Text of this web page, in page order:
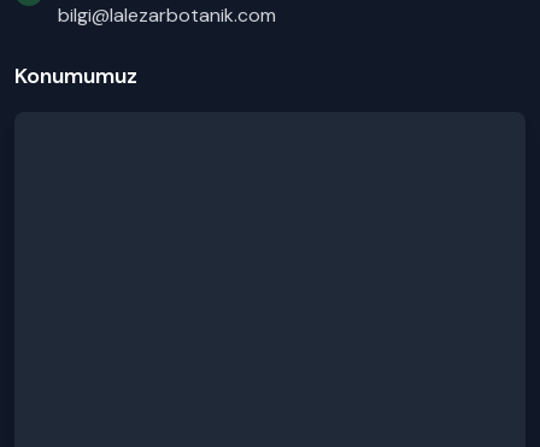
bilgi@lalezarbotanik.com
Konumumuz